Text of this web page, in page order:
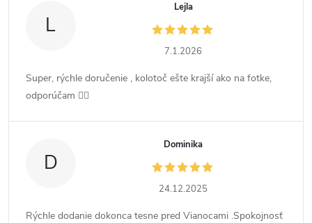
L
Lejla
7.1.2026
Super, rýchle doručenie , kolotoč ešte krajší ako na fotke,
odporúčam 👍🏻
D
Dominika
24.12.2025
Rýchle dodanie dokonca tesne pred Vianocami .Spokojnosť